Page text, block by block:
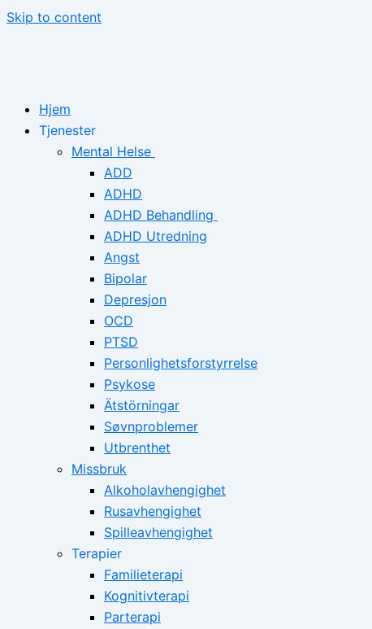
Skip to content
Hjem
Tjenester
Mental Helse
ADD
ADHD
ADHD Behandling
ADHD Utredning
Angst
Bipolar
Depresjon
OCD
PTSD
Personlighetsforstyrrelse
Psykose
Ätstörningar
Søvnproblemer
Utbrenthet
Missbruk
Alkoholavhengighet
Rusavhengighet
Spilleavhengighet
Terapier
Familieterapi
Kognitivterapi
Parterapi